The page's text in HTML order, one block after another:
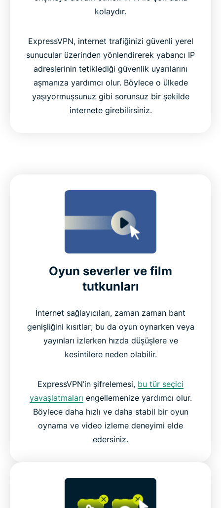
kolaydır.
ExpressVPN, internet trafiğinizi güvenli yerel
sunucular üzerinden yönlendirerek yabancı IP
adreslerinin tetiklediği güvenlik uyarılarını
aşmanıza yardımcı olur. Böylece o ülkede
yaşıyormuşsunuz gibi sorunsuz bir şekilde
internete girebilirsiniz.
Oyun severler ve film
tutkunları
İnternet sağlayıcıları, zaman zaman bant
genişliğini kısıtlar; bu da oyun oynarken veya
yayınları izlerken hızda düşüşlere ve
kesintilere neden olabilir.
ExpressVPN’in şifrelemesi, bu tür seçici
yavaşlatmaları engellemenize yardımcı olur.
Böylece daha hızlı ve daha stabil bir oyun
oynama ve video izleme deneyimi elde
edersiniz.